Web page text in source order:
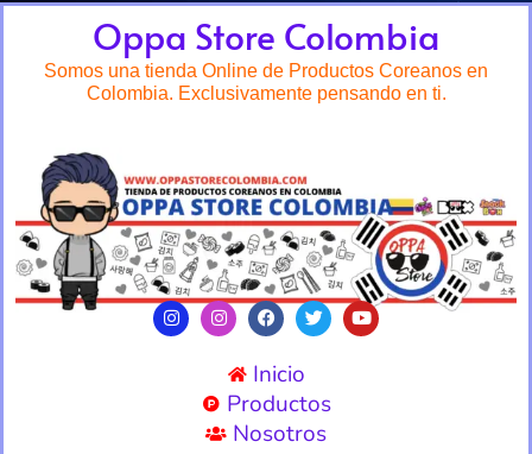
Oppa Store Colombia
Somos una tienda Online de Productos Coreanos en
Colombia. Exclusivamente pensando en ti.
Inicio
Productos
Nosotros